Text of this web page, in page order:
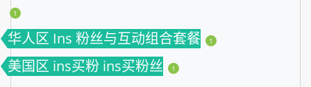
1
华人区 Ins 粉丝与互动组合套餐 1
美国区 ins买粉 ins买粉丝 1